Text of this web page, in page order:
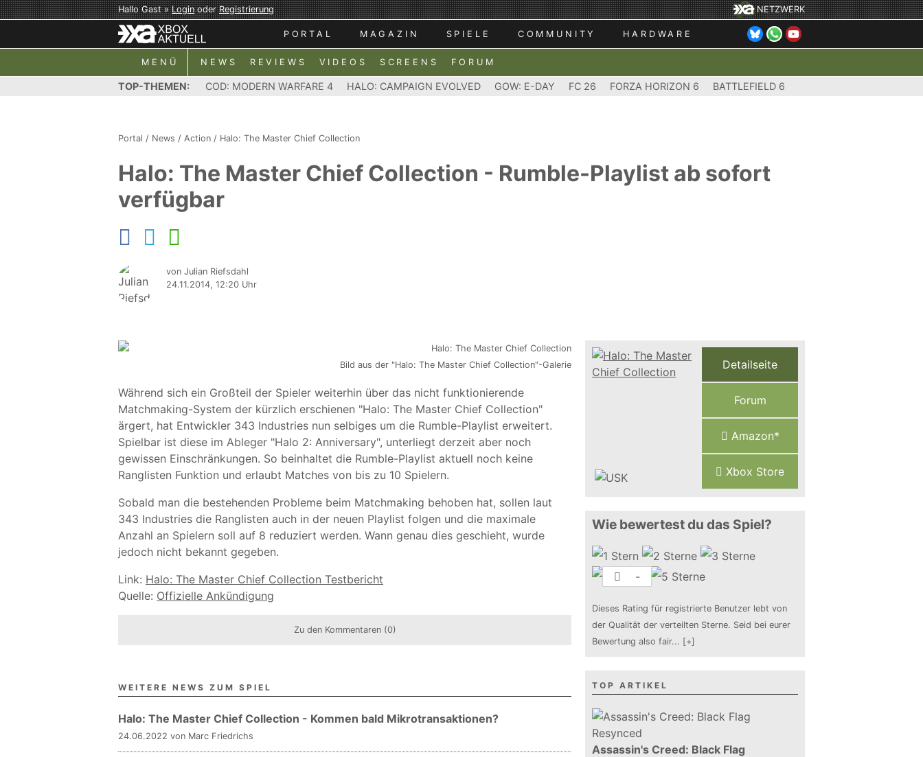
Hallo Gast »LoginoderRegistrierung NETZWERK
PORTAL MAGAZIN SPIELE COMMUNITY HARDWARE
MENÜ NEWS REVIEWS VIDEOS SCREENS FORUM
TOP-THEMEN: COD: MODERN WARFARE 4 HALO: CAMPAIGN EVOLVED GOW: E-DAY FC 26 FORZA HORIZON 6 BATTLEFIELD 6
Portal / News / Action / Halo: The Master Chief Collection
Halo: The Master Chief Collection - Rumble-Playlist ab sofort
verfügbar
von Julian Riefsdahl
24.11.2014, 12:20 Uhr
Bild aus der "Halo: The Master Chief Collection"-Galerie
Während sich ein Großteil der Spieler weiterhin über das nicht funktionierende
Matchmaking-System der kürzlich erschienen "Halo: The Master Chief Collection"
ärgert, hat Entwickler 343 Industries nun selbiges um die Rumble-Playlist erweitert.
Spielbar ist diese im Ableger "Halo 2: Anniversary", unterliegt derzeit aber noch
gewissen Einschränkungen. So beinhaltet die Rumble-Playlist aktuell noch keine
Ranglisten Funktion und erlaubt Matches von bis zu 10 Spielern.
Sobald man die bestehenden Probleme beim Matchmaking behoben hat, sollen laut
343 Industries die Ranglisten auch in der neuen Playlist folgen und die maximale
Anzahl an Spielern soll auf 8 reduziert werden. Wann genau dies geschieht, wurde
jedoch nicht bekannt gegeben.
Link: Halo: The Master Chief Collection Testbericht
Quelle: Offizielle Ankündigung
Zu den Kommentaren (0)
WEITERE NEWS ZUM SPIEL
Halo: The Master Chief Collection - Kommen bald Mikrotransaktionen?
24.06.2022 von Marc Friedrichs
Detailseite
Forum
Amazon*
Xbox Store
Wie bewertest du das Spiel?
-
Dieses Rating für registrierte Benutzer lebt von
der Qualität der verteilten Sterne. Seid bei eurer
Bewertung also fair... [+]
TOP ARTIKEL
Assassin's Creed: Black Flag